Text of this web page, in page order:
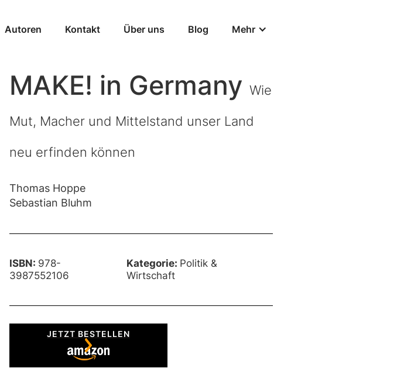
Autoren Kontakt Über uns Blog Mehr
MAKE! in Germany Wie
Mut, Macher und Mittelstand unser Land
neu erfinden können
Thomas Hoppe
Sebastian Bluhm
ISBN: 978-
3987552106
Kategorie: Politik &
Wirtschaft
JETZT BESTELLEN